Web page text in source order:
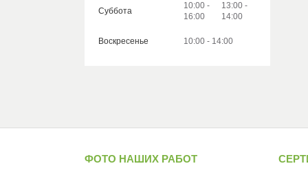
Суббота
10:00
16:00
13:00
14:00
Воскресенье 10:00 14:00
ФОТО НАШИХ РАБОТ